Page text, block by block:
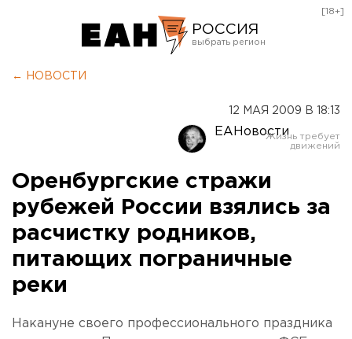
РОССИЯ
Оренбург
[18+]
← НОВОСТИ
12 МАЯ 2009 В 18:13
ЕАНовости
Оренбургские стражи
рубежей России взялись за
расчистку родников,
питающих пограничные
реки
Накануне своего профессионального праздника